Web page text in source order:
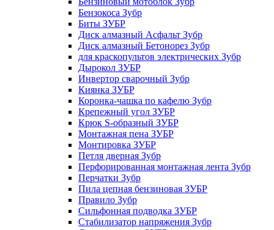
Бензокоса Зубр
Биты ЗУБР
Диск алмазный Асфальт Зубр
Диск алмазный Бетонорез Зубр
для краскопультов электрических Зубр
Дырокол ЗУБР
Инвертор сварочный Зубр
Киянка ЗУБР
Коронка-чашка по кафелю Зубр
Крепежный угол ЗУБР
Крюк S-образный ЗУБР
Монтажная пена ЗУБР
Монтировка ЗУБР
Петля дверная Зубр
Перфорированная монтажная лента Зубр
Перчатки Зубр
Пила цепная бензиновая ЗУБР
Правило Зубр
Сильфонная подводка ЗУБР
Стабилизатор напряжения Зубр